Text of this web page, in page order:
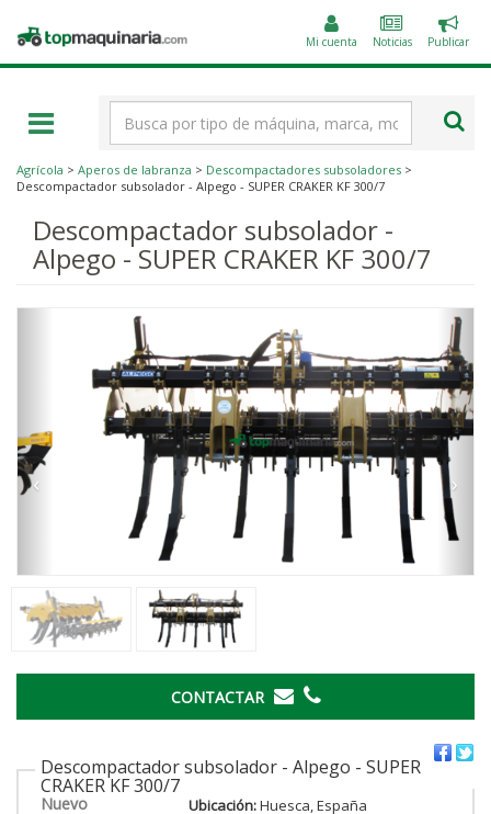
Topmaquinaria.com Mi cuenta Noticias
un
Publicar
Agrícola > Aperos de labranza > Descompactadores subsoladores >
Descompactador subsolador - Alpego - SUPER CRAKER KF 300/7
Descompactador subsolador -
Alpego - SUPER CRAKER KF 300/7
‹ ›
CONTACTAR
Descompactador subsolador - Alpego - SUPER
CRAKER KF 300/7
Nuevo Ubicación:Huesca, España